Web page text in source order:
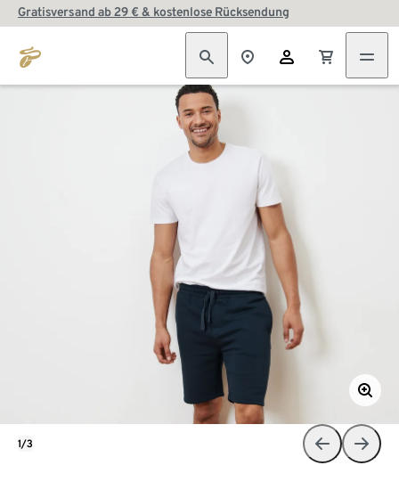
Gratisversand ab 29 € & kostenlose Rücksendung
1/3